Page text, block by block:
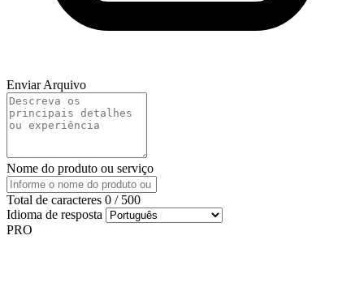
Enviar Arquivo
Nome do produto ou serviço
Total de caracteres 0 / 500
Idioma de resposta
PRO